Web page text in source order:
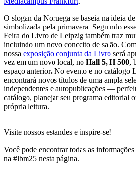
O slogan da Noruega se baseia na ideia
simbolizada pela primavera. Seguindo
Feira do Livro de Leipzig também traz
incluindo um novo conceito de salão.
nossa exposição conjunta da Livro será
vez em um novo local, no Hall 5, H 500,
espaço anterior. No evento e no catálogo
encontrará novos títulos de uma ampla
independentes e autopublicações —
catálogo, planejar seu programa editorial
própria leitura.
Visite nossos estandes e inspire-se!
Você pode encontrar todas as
na #lbm25 nesta página.